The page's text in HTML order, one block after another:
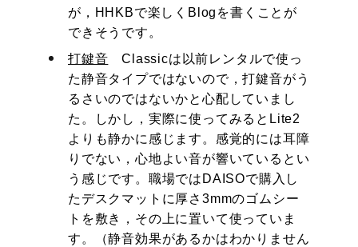
が，HHKBで楽しくBlogを書くことが
できそうです。
打鍵音 Classicは以前レンタルで使っ
た静音タイプではないので，打鍵音がう
るさいのではないかと心配していまし
た。しかし，実際に使ってみるとLite2
よりも静かに感じます。感覚的には耳障
りでない，心地よい音が響いているとい
う感じです。職場ではDAISOで購入し
たデスクマットに厚さ3mmのゴムシー
トを敷き，その上に置いて使っていま
す。（静音効果があるかはわかりません